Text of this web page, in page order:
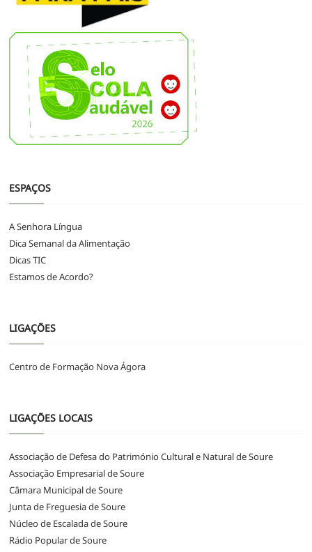
ESPAÇOS
A Senhora Língua
Dica Semanal da Alimentação
Dicas TIC
Estamos de Acordo?
LIGAÇÕES
Centro de Formação Nova Ágora
LIGAÇÕES LOCAIS
Associação de Defesa do Património Cultural e Natural de Soure
Associação Empresarial de Soure
Câmara Municipal de Soure
Junta de Freguesia de Soure
Núcleo de Escalada de Soure
Rádio Popular de Soure